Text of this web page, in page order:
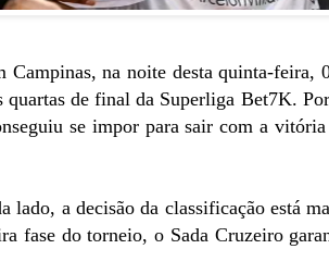
na noite desta quinta-feira,
quartas de final da Superliga Bet7K.
se impor para sair com a
lado, a decisão da classificação está
fase do torneio, o Sada Cruzeiro